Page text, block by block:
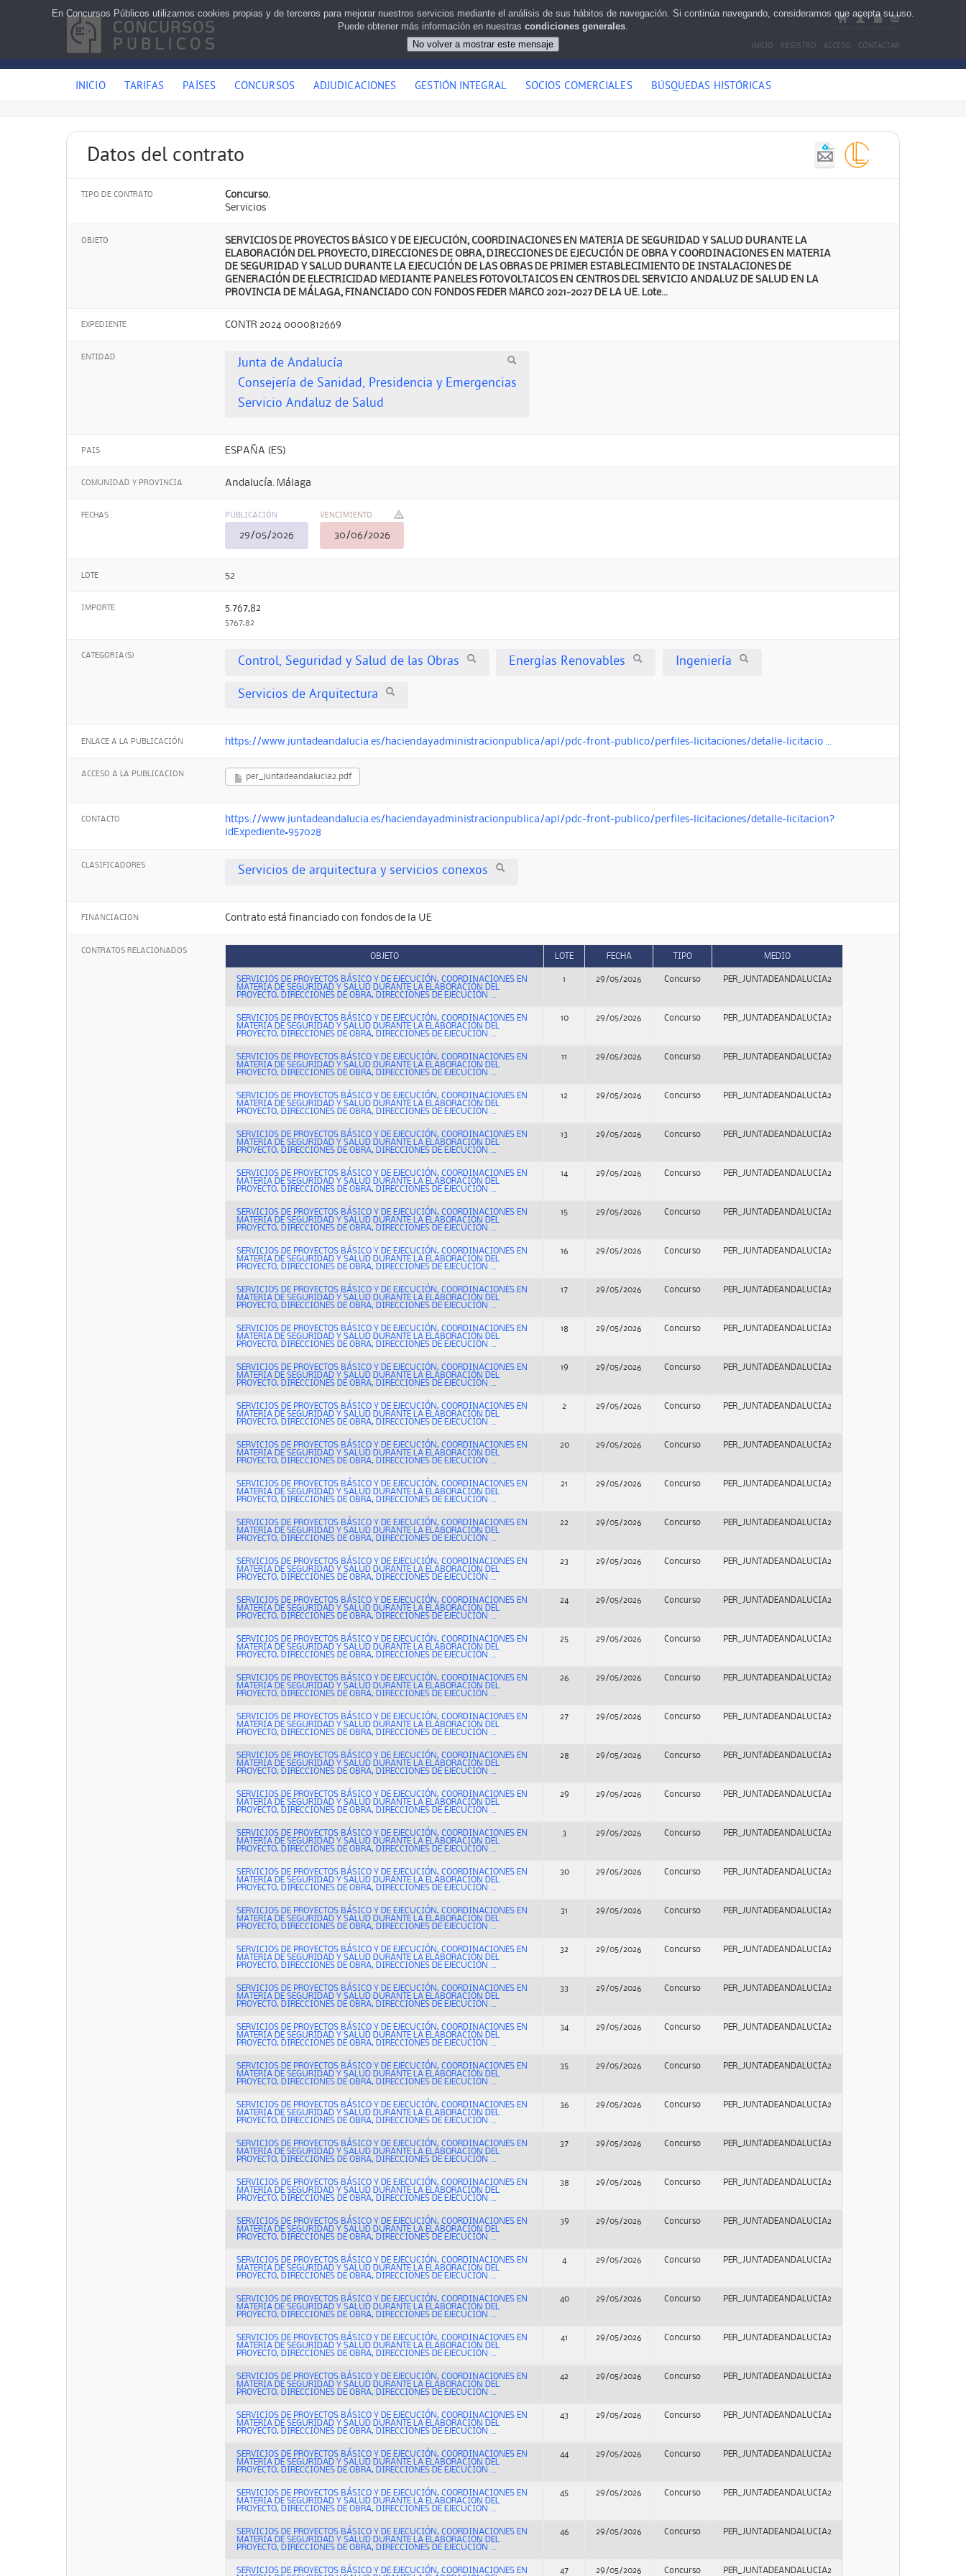
INICIO REGISTRO ACCESO CONTACTAR
INICIO TARIFAS PAÍSES CONCURSOS ADJUDICACIONES GESTIÓN INTEGRAL SOCIOS COMERCIALES BÚSQUEDAS HISTÓRICAS
Datos del contrato
TIPO DE CONTRATO
Concurso.
Servicios
OBJETO
SERVICIOS DE PROYECTOS BÁSICO Y DE EJECUCIÓN, COORDINACIONES EN MATERIA DE SEGURIDAD Y SALUD DURANTE LA
ELABORACIÓN DEL PROYECTO, DIRECCIONES DE OBRA, DIRECCIONES DE EJECUCIÓN DE OBRA Y COORDINACIONES EN MATERIA
DE SEGURIDAD Y SALUD DURANTE LA EJECUCIÓN DE LAS OBRAS DE PRIMER ESTABLECIMIENTO DE INSTALACIONES DE
GENERACIÓN DE ELECTRICIDAD MEDIANTE PANELES FOTOVOLTAICOS EN CENTROS DEL SERVICIO ANDALUZ DE SALUD EN LA
PROVINCIA DE MÁLAGA, FINANCIADO CON FONDOS FEDER MARCO 2021-2027 DE LA UE. Lote...
EXPEDIENTE CONTR 2024 0000812669
ENTIDAD
Junta de Andalucía
Consejería de Sanidad, Presidencia y Emergencias
Servicio Andaluz de Salud
PAIS ESPAÑA (ES)
COMUNIDAD Y PROVINCIA Andalucía. Málaga
FECHAS PUBLICACIÓN
29/05/2026
VENCIMIENTO
30/06/2026
LOTE 52
IMPORTE 5.767,82
5767,82
CATEGORIA(S) Control, Seguridad y Salud de las Obras Energías Renovables Ingeniería
Servicios de Arquitectura
ENLACE A LA PUBLICACIÓN https://www.juntadeandalucia.es/haciendayadministracionpublica/apl/pdc-front-publico/perfiles-licitaciones/detalle-licitacio ...
ACCESO A LA PUBLICACION per_juntadeandalucia2.pdf
CONTACTO
https://www.juntadeandalucia.es/haciendayadministracionpublica/apl/pdc-front-publico/perfiles-licitaciones/detalle-licitacion?
idExpediente=957028
CLASIFICADORES Servicios de arquitectura y servicios conexos
FINANCIACION Contrato está financiado con fondos de la UE
CONTRATOS RELACIONADOS
OBJETO LOTE FECHA TIPO MEDIO
SERVICIOS DE PROYECTOS BÁSICO Y DE EJECUCIÓN, COORDINACIONES EN
MATERIA DE SEGURIDAD Y SALUD DURANTE LA ELABORACIÓN DEL
PROYECTO, DIRECCIONES DE OBRA, DIRECCIONES DE EJECUCIÓN ...
1 29/05/2026 Concurso PER_JUNTADEANDALUCIA2
SERVICIOS DE PROYECTOS BÁSICO Y DE EJECUCIÓN, COORDINACIONES EN
MATERIA DE SEGURIDAD Y SALUD DURANTE LA ELABORACIÓN DEL
PROYECTO, DIRECCIONES DE OBRA, DIRECCIONES DE EJECUCIÓN ...
10 29/05/2026 Concurso PER_JUNTADEANDALUCIA2
SERVICIOS DE PROYECTOS BÁSICO Y DE EJECUCIÓN, COORDINACIONES EN
MATERIA DE SEGURIDAD Y SALUD DURANTE LA ELABORACIÓN DEL
PROYECTO, DIRECCIONES DE OBRA, DIRECCIONES DE EJECUCIÓN ...
11 29/05/2026 Concurso PER_JUNTADEANDALUCIA2
SERVICIOS DE PROYECTOS BÁSICO Y DE EJECUCIÓN, COORDINACIONES EN
MATERIA DE SEGURIDAD Y SALUD DURANTE LA ELABORACIÓN DEL
PROYECTO, DIRECCIONES DE OBRA, DIRECCIONES DE EJECUCIÓN ...
12 29/05/2026 Concurso PER_JUNTADEANDALUCIA2
SERVICIOS DE PROYECTOS BÁSICO Y DE EJECUCIÓN, COORDINACIONES EN
MATERIA DE SEGURIDAD Y SALUD DURANTE LA ELABORACIÓN DEL
PROYECTO, DIRECCIONES DE OBRA, DIRECCIONES DE EJECUCIÓN ...
13 29/05/2026 Concurso PER_JUNTADEANDALUCIA2
SERVICIOS DE PROYECTOS BÁSICO Y DE EJECUCIÓN, COORDINACIONES EN
MATERIA DE SEGURIDAD Y SALUD DURANTE LA ELABORACIÓN DEL
PROYECTO, DIRECCIONES DE OBRA, DIRECCIONES DE EJECUCIÓN ...
14 29/05/2026 Concurso PER_JUNTADEANDALUCIA2
SERVICIOS DE PROYECTOS BÁSICO Y DE EJECUCIÓN, COORDINACIONES EN
MATERIA DE SEGURIDAD Y SALUD DURANTE LA ELABORACIÓN DEL
PROYECTO, DIRECCIONES DE OBRA, DIRECCIONES DE EJECUCIÓN ...
15 29/05/2026 Concurso PER_JUNTADEANDALUCIA2
SERVICIOS DE PROYECTOS BÁSICO Y DE EJECUCIÓN, COORDINACIONES EN
MATERIA DE SEGURIDAD Y SALUD DURANTE LA ELABORACIÓN DEL
PROYECTO, DIRECCIONES DE OBRA, DIRECCIONES DE EJECUCIÓN ...
16 29/05/2026 Concurso PER_JUNTADEANDALUCIA2
SERVICIOS DE PROYECTOS BÁSICO Y DE EJECUCIÓN, COORDINACIONES EN
MATERIA DE SEGURIDAD Y SALUD DURANTE LA ELABORACIÓN DEL
PROYECTO, DIRECCIONES DE OBRA, DIRECCIONES DE EJECUCIÓN ...
17 29/05/2026 Concurso PER_JUNTADEANDALUCIA2
SERVICIOS DE PROYECTOS BÁSICO Y DE EJECUCIÓN, COORDINACIONES EN
MATERIA DE SEGURIDAD Y SALUD DURANTE LA ELABORACIÓN DEL
PROYECTO, DIRECCIONES DE OBRA, DIRECCIONES DE EJECUCIÓN ...
18 29/05/2026 Concurso PER_JUNTADEANDALUCIA2
SERVICIOS DE PROYECTOS BÁSICO Y DE EJECUCIÓN, COORDINACIONES EN
MATERIA DE SEGURIDAD Y SALUD DURANTE LA ELABORACIÓN DEL
PROYECTO, DIRECCIONES DE OBRA, DIRECCIONES DE EJECUCIÓN ...
19 29/05/2026 Concurso PER_JUNTADEANDALUCIA2
SERVICIOS DE PROYECTOS BÁSICO Y DE EJECUCIÓN, COORDINACIONES EN
MATERIA DE SEGURIDAD Y SALUD DURANTE LA ELABORACIÓN DEL
PROYECTO, DIRECCIONES DE OBRA, DIRECCIONES DE EJECUCIÓN ...
2 29/05/2026 Concurso PER_JUNTADEANDALUCIA2
SERVICIOS DE PROYECTOS BÁSICO Y DE EJECUCIÓN, COORDINACIONES EN
MATERIA DE SEGURIDAD Y SALUD DURANTE LA ELABORACIÓN DEL
PROYECTO, DIRECCIONES DE OBRA, DIRECCIONES DE EJECUCIÓN ...
20 29/05/2026 Concurso PER_JUNTADEANDALUCIA2
SERVICIOS DE PROYECTOS BÁSICO Y DE EJECUCIÓN, COORDINACIONES EN
MATERIA DE SEGURIDAD Y SALUD DURANTE LA ELABORACIÓN DEL
PROYECTO, DIRECCIONES DE OBRA, DIRECCIONES DE EJECUCIÓN ...
21 29/05/2026 Concurso PER_JUNTADEANDALUCIA2
SERVICIOS DE PROYECTOS BÁSICO Y DE EJECUCIÓN, COORDINACIONES EN
MATERIA DE SEGURIDAD Y SALUD DURANTE LA ELABORACIÓN DEL
PROYECTO, DIRECCIONES DE OBRA, DIRECCIONES DE EJECUCIÓN ...
22 29/05/2026 Concurso PER_JUNTADEANDALUCIA2
SERVICIOS DE PROYECTOS BÁSICO Y DE EJECUCIÓN, COORDINACIONES EN
MATERIA DE SEGURIDAD Y SALUD DURANTE LA ELABORACIÓN DEL
PROYECTO, DIRECCIONES DE OBRA, DIRECCIONES DE EJECUCIÓN ...
23 29/05/2026 Concurso PER_JUNTADEANDALUCIA2
SERVICIOS DE PROYECTOS BÁSICO Y DE EJECUCIÓN, COORDINACIONES EN
MATERIA DE SEGURIDAD Y SALUD DURANTE LA ELABORACIÓN DEL
PROYECTO, DIRECCIONES DE OBRA, DIRECCIONES DE EJECUCIÓN ...
24 29/05/2026 Concurso PER_JUNTADEANDALUCIA2
SERVICIOS DE PROYECTOS BÁSICO Y DE EJECUCIÓN, COORDINACIONES EN
MATERIA DE SEGURIDAD Y SALUD DURANTE LA ELABORACIÓN DEL
PROYECTO, DIRECCIONES DE OBRA, DIRECCIONES DE EJECUCIÓN ...
25 29/05/2026 Concurso PER_JUNTADEANDALUCIA2
SERVICIOS DE PROYECTOS BÁSICO Y DE EJECUCIÓN, COORDINACIONES EN
MATERIA DE SEGURIDAD Y SALUD DURANTE LA ELABORACIÓN DEL
PROYECTO, DIRECCIONES DE OBRA, DIRECCIONES DE EJECUCIÓN ...
26 29/05/2026 Concurso PER_JUNTADEANDALUCIA2
SERVICIOS DE PROYECTOS BÁSICO Y DE EJECUCIÓN, COORDINACIONES EN
MATERIA DE SEGURIDAD Y SALUD DURANTE LA ELABORACIÓN DEL
PROYECTO, DIRECCIONES DE OBRA, DIRECCIONES DE EJECUCIÓN ...
27 29/05/2026 Concurso PER_JUNTADEANDALUCIA2
SERVICIOS DE PROYECTOS BÁSICO Y DE EJECUCIÓN, COORDINACIONES EN
MATERIA DE SEGURIDAD Y SALUD DURANTE LA ELABORACIÓN DEL
PROYECTO, DIRECCIONES DE OBRA, DIRECCIONES DE EJECUCIÓN ...
28 29/05/2026 Concurso PER_JUNTADEANDALUCIA2
SERVICIOS DE PROYECTOS BÁSICO Y DE EJECUCIÓN, COORDINACIONES EN
MATERIA DE SEGURIDAD Y SALUD DURANTE LA ELABORACIÓN DEL
PROYECTO, DIRECCIONES DE OBRA, DIRECCIONES DE EJECUCIÓN ...
29 29/05/2026 Concurso PER_JUNTADEANDALUCIA2
SERVICIOS DE PROYECTOS BÁSICO Y DE EJECUCIÓN, COORDINACIONES EN
MATERIA DE SEGURIDAD Y SALUD DURANTE LA ELABORACIÓN DEL
PROYECTO, DIRECCIONES DE OBRA, DIRECCIONES DE EJECUCIÓN ...
3 29/05/2026 Concurso PER_JUNTADEANDALUCIA2
SERVICIOS DE PROYECTOS BÁSICO Y DE EJECUCIÓN, COORDINACIONES EN
MATERIA DE SEGURIDAD Y SALUD DURANTE LA ELABORACIÓN DEL
PROYECTO, DIRECCIONES DE OBRA, DIRECCIONES DE EJECUCIÓN ...
30 29/05/2026 Concurso PER_JUNTADEANDALUCIA2
SERVICIOS DE PROYECTOS BÁSICO Y DE EJECUCIÓN, COORDINACIONES EN
MATERIA DE SEGURIDAD Y SALUD DURANTE LA ELABORACIÓN DEL
PROYECTO, DIRECCIONES DE OBRA, DIRECCIONES DE EJECUCIÓN ...
31 29/05/2026 Concurso PER_JUNTADEANDALUCIA2
SERVICIOS DE PROYECTOS BÁSICO Y DE EJECUCIÓN, COORDINACIONES EN
MATERIA DE SEGURIDAD Y SALUD DURANTE LA ELABORACIÓN DEL
PROYECTO, DIRECCIONES DE OBRA, DIRECCIONES DE EJECUCIÓN ...
32 29/05/2026 Concurso PER_JUNTADEANDALUCIA2
SERVICIOS DE PROYECTOS BÁSICO Y DE EJECUCIÓN, COORDINACIONES EN
MATERIA DE SEGURIDAD Y SALUD DURANTE LA ELABORACIÓN DEL
PROYECTO, DIRECCIONES DE OBRA, DIRECCIONES DE EJECUCIÓN ...
33 29/05/2026 Concurso PER_JUNTADEANDALUCIA2
SERVICIOS DE PROYECTOS BÁSICO Y DE EJECUCIÓN, COORDINACIONES EN
MATERIA DE SEGURIDAD Y SALUD DURANTE LA ELABORACIÓN DEL
PROYECTO, DIRECCIONES DE OBRA, DIRECCIONES DE EJECUCIÓN ...
34 29/05/2026 Concurso PER_JUNTADEANDALUCIA2
SERVICIOS DE PROYECTOS BÁSICO Y DE EJECUCIÓN, COORDINACIONES EN
MATERIA DE SEGURIDAD Y SALUD DURANTE LA ELABORACIÓN DEL
PROYECTO, DIRECCIONES DE OBRA, DIRECCIONES DE EJECUCIÓN ...
35 29/05/2026 Concurso PER_JUNTADEANDALUCIA2
SERVICIOS DE PROYECTOS BÁSICO Y DE EJECUCIÓN, COORDINACIONES EN
MATERIA DE SEGURIDAD Y SALUD DURANTE LA ELABORACIÓN DEL
PROYECTO, DIRECCIONES DE OBRA, DIRECCIONES DE EJECUCIÓN ...
36 29/05/2026 Concurso PER_JUNTADEANDALUCIA2
SERVICIOS DE PROYECTOS BÁSICO Y DE EJECUCIÓN, COORDINACIONES EN
MATERIA DE SEGURIDAD Y SALUD DURANTE LA ELABORACIÓN DEL
PROYECTO, DIRECCIONES DE OBRA, DIRECCIONES DE EJECUCIÓN ...
37 29/05/2026 Concurso PER_JUNTADEANDALUCIA2
SERVICIOS DE PROYECTOS BÁSICO Y DE EJECUCIÓN, COORDINACIONES EN
MATERIA DE SEGURIDAD Y SALUD DURANTE LA ELABORACIÓN DEL
PROYECTO, DIRECCIONES DE OBRA, DIRECCIONES DE EJECUCIÓN ...
38 29/05/2026 Concurso PER_JUNTADEANDALUCIA2
SERVICIOS DE PROYECTOS BÁSICO Y DE EJECUCIÓN, COORDINACIONES EN
MATERIA DE SEGURIDAD Y SALUD DURANTE LA ELABORACIÓN DEL
PROYECTO, DIRECCIONES DE OBRA, DIRECCIONES DE EJECUCIÓN ...
39 29/05/2026 Concurso PER_JUNTADEANDALUCIA2
SERVICIOS DE PROYECTOS BÁSICO Y DE EJECUCIÓN, COORDINACIONES EN
MATERIA DE SEGURIDAD Y SALUD DURANTE LA ELABORACIÓN DEL
PROYECTO, DIRECCIONES DE OBRA, DIRECCIONES DE EJECUCIÓN ...
4 29/05/2026 Concurso PER_JUNTADEANDALUCIA2
SERVICIOS DE PROYECTOS BÁSICO Y DE EJECUCIÓN, COORDINACIONES EN
MATERIA DE SEGURIDAD Y SALUD DURANTE LA ELABORACIÓN DEL
PROYECTO, DIRECCIONES DE OBRA, DIRECCIONES DE EJECUCIÓN ...
40 29/05/2026 Concurso PER_JUNTADEANDALUCIA2
SERVICIOS DE PROYECTOS BÁSICO Y DE EJECUCIÓN, COORDINACIONES EN
MATERIA DE SEGURIDAD Y SALUD DURANTE LA ELABORACIÓN DEL
PROYECTO, DIRECCIONES DE OBRA, DIRECCIONES DE EJECUCIÓN ...
41 29/05/2026 Concurso PER_JUNTADEANDALUCIA2
SERVICIOS DE PROYECTOS BÁSICO Y DE EJECUCIÓN, COORDINACIONES EN
MATERIA DE SEGURIDAD Y SALUD DURANTE LA ELABORACIÓN DEL
PROYECTO, DIRECCIONES DE OBRA, DIRECCIONES DE EJECUCIÓN ...
42 29/05/2026 Concurso PER_JUNTADEANDALUCIA2
SERVICIOS DE PROYECTOS BÁSICO Y DE EJECUCIÓN, COORDINACIONES EN
MATERIA DE SEGURIDAD Y SALUD DURANTE LA ELABORACIÓN DEL
PROYECTO, DIRECCIONES DE OBRA, DIRECCIONES DE EJECUCIÓN ...
43 29/05/2026 Concurso PER_JUNTADEANDALUCIA2
SERVICIOS DE PROYECTOS BÁSICO Y DE EJECUCIÓN, COORDINACIONES EN
MATERIA DE SEGURIDAD Y SALUD DURANTE LA ELABORACIÓN DEL
PROYECTO, DIRECCIONES DE OBRA, DIRECCIONES DE EJECUCIÓN ...
44 29/05/2026 Concurso PER_JUNTADEANDALUCIA2
SERVICIOS DE PROYECTOS BÁSICO Y DE EJECUCIÓN, COORDINACIONES EN
MATERIA DE SEGURIDAD Y SALUD DURANTE LA ELABORACIÓN DEL
PROYECTO, DIRECCIONES DE OBRA, DIRECCIONES DE EJECUCIÓN ...
45 29/05/2026 Concurso PER_JUNTADEANDALUCIA2
SERVICIOS DE PROYECTOS BÁSICO Y DE EJECUCIÓN, COORDINACIONES EN
MATERIA DE SEGURIDAD Y SALUD DURANTE LA ELABORACIÓN DEL
PROYECTO, DIRECCIONES DE OBRA, DIRECCIONES DE EJECUCIÓN ...
46 29/05/2026 Concurso PER_JUNTADEANDALUCIA2
SERVICIOS DE PROYECTOS BÁSICO Y DE EJECUCIÓN, COORDINACIONES EN
47 29/05/2026 Concurso PER_JUNTADEANDALUCIA2
En Concursos Públicos utilizamos cookies propias y de terceros para mejorar nuestros servicios mediante el análisis de sus hábitos de navegación. Si continúa navegando, consideramos que acepta su uso.
Puede obtener más información en nuestras condiciones generales.